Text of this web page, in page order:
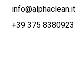
info@alphaclean.it
+39 375 8380923